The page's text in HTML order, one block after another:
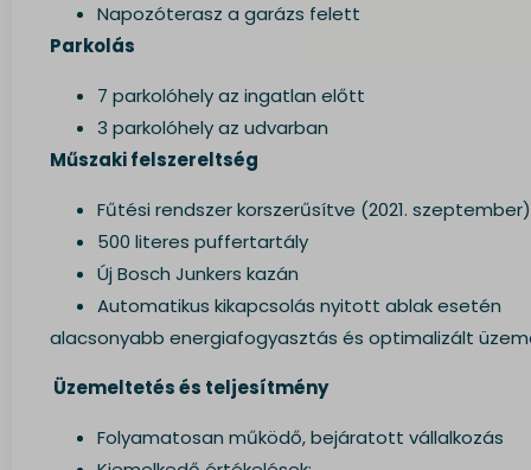
Napozóterasz a garázs felett
Parkolás
7 parkolóhely az ingatlan előtt
3 parkolóhely az udvarban
Műszaki felszereltség
Fűtési rendszer korszerűsítve (2021. szeptember)
500 literes puffertartály
Új Bosch Junkers kazán
Automatikus kikapcsolás nyitott ablak esetén
alacsonyabb energiafogyasztás és optimalizált
Üzemeltetés és teljesítmény
Folyamatosan működő, bejáratott vállalkozás